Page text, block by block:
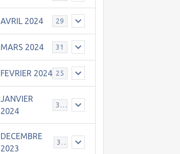
AVRIL 2024 29
MARS 2024 31
FEVRIER 2024 25
JANVIER
2024
30
DECEMBRE
2023
31